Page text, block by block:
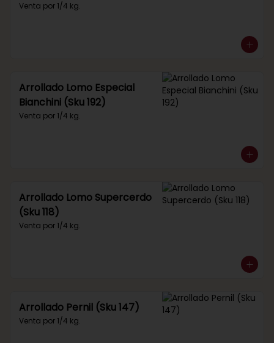
Venta por 1/4 kg.
Arrollado Lomo Especial
Bianchini (Sku 192)
Venta por 1/4 kg.
Arrollado Lomo Supercerdo
(Sku 118)
Venta por 1/4 kg.
Arrollado Pernil (Sku 147)
Venta por 1/4 kg.